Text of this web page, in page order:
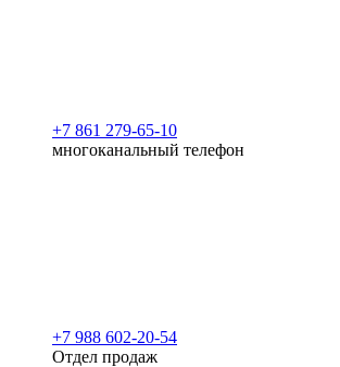
+7 861 279-65-10
многоканальный телефон
+7 988 602-20-54
Отдел продаж